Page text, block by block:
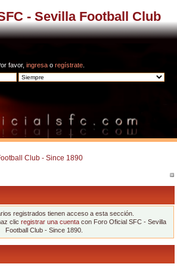
- Sevilla Football Club
favor, ingresa o regístrate
Club - Since 1890
registrados tienen acceso a esta sección.
clic registrar una cuentacon Foro Oficial SFC - Sevilla
Football Club - Since 1890.